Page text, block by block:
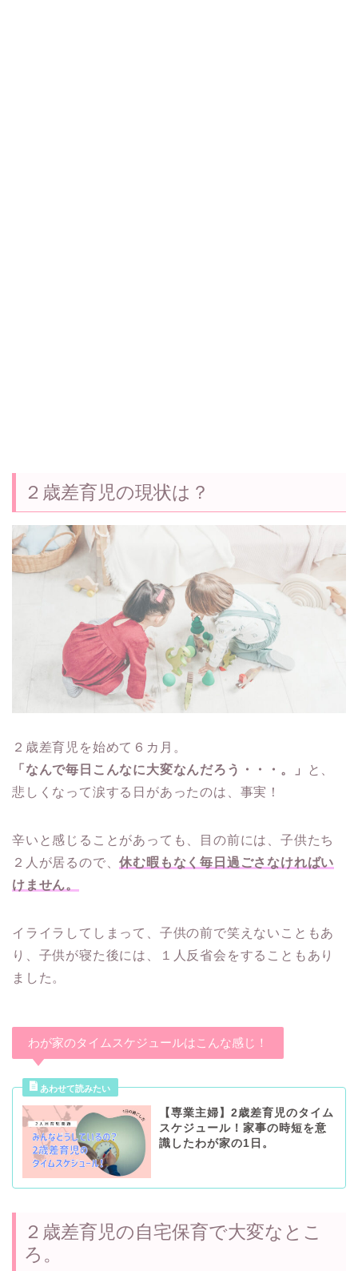
２歳差育児の現状は？
２歳差育児を始めて６カ月。
「なんで毎日こんなに大変なんだろう・・・。」
と、
悲しくなって涙する日があったのは、事実！
辛いと感じることがあっても、目の前には、子供たち
２人が居るので、休む暇もなく毎日過ごさなければい
けません。
イライラしてしまって、子供の前で笑えないこともあ
り、子供が寝た後には、１人反省会をすることもあり
ました。
わが家のタイムスケジュールはこんな感じ！
【専業主婦】2歳差育児のタイム
スケジュール！家事の時短を意
識したわが家の1日。
２歳差育児の自宅保育で大変なとこ
ろ。